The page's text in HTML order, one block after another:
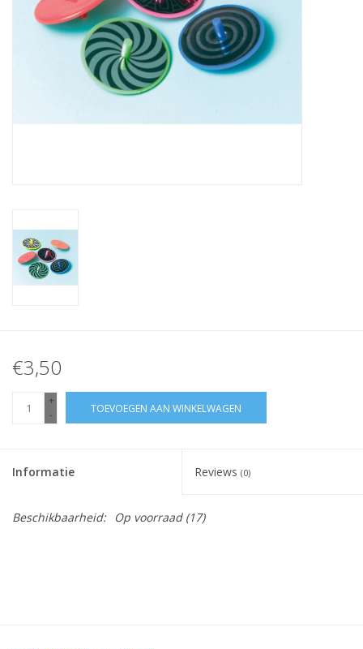
Accessoires
€3,50
+
-
TOEVOEGEN AAN WINKELWAGEN
Informatie Reviews (0)
Beschikbaarheid: Op voorraad(17)